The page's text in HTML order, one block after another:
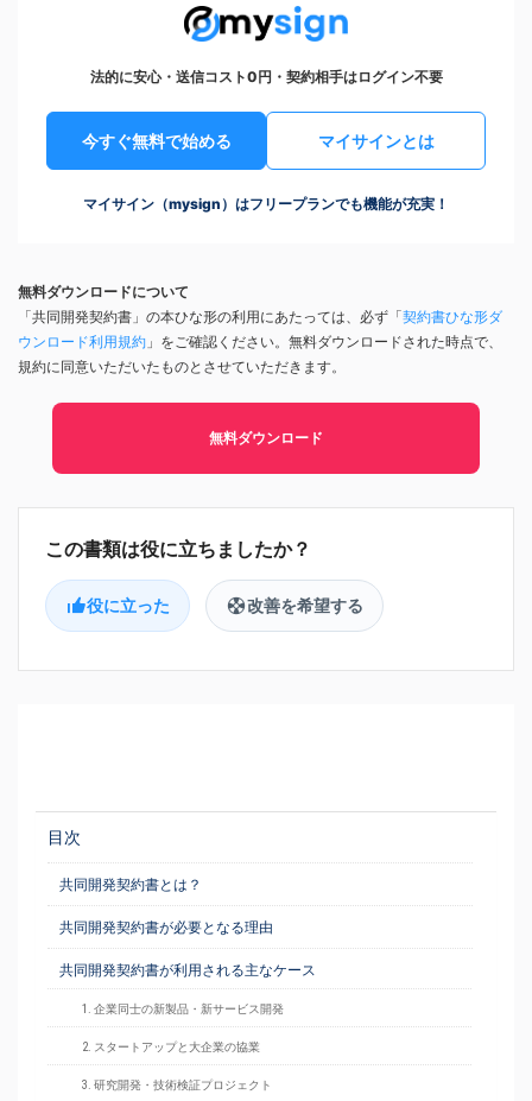
法的に安心・送信コスト0円・契約相手はログイン不要
今すぐ無料で始める マイサインとは
マイサイン（mysign）はフリープランでも機能が充実！
無料ダウンロードについて
「共同開発契約書」の本ひな形の利用にあたっては、必ず「契約書ひな形ダ
ウンロード利用規約 」をご確認ください。無料ダウンロードされた時点で、
規約に同意いただいたものとさせていただきます。
無料ダウンロード
役に立った 改善を希望する
目次
共同開発契約書とは？
共同開発契約書が必要となる理由
共同開発契約書が利用される主なケース
1. 企業同士の新製品・新サービス開発
2. スタートアップと大企業の協業
3. 研究開発・技術検証プロジェクト